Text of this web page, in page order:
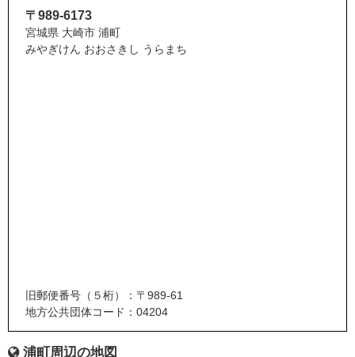
〒989-6173
宮城県 大崎市 浦町
みやぎけん おおさきし うらまち
旧郵便番号（５桁）：〒989-61
地方公共団体コード：04204
浦町周辺の地図